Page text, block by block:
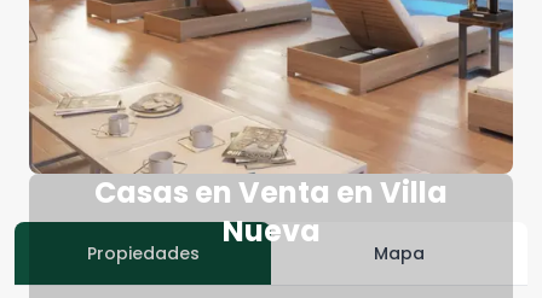
Casas en Venta en Villa
Nueva
Propiedades Mapa